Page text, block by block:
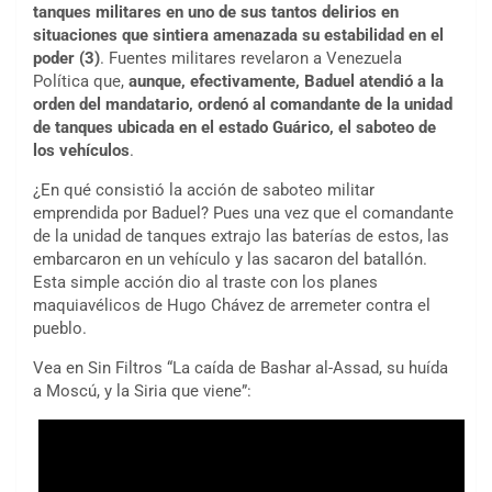
tanques militares en uno de sus tantos delirios en
situaciones que sintiera amenazada su estabilidad en el
poder (3). Fuentes militares revelaron a Venezuela
Política que, aunque, efectivamente, Baduel atendió a la
orden del mandatario, ordenó al comandante de la unidad
de tanques ubicada en el estado Guárico, el saboteo de
los vehículos.
¿En qué consistió la acción de saboteo militar
emprendida por Baduel? Pues una vez que el comandante
de la unidad de tanques extrajo las baterías de estos, las
embarcaron en un vehículo y las sacaron del batallón.
Esta simple acción dio al traste con los planes
maquiavélicos de Hugo Chávez de arremeter contra el
pueblo.
Vea en Sin Filtros “La caída de Bashar al-Assad, su huída
a Moscú, y la Siria que viene”: